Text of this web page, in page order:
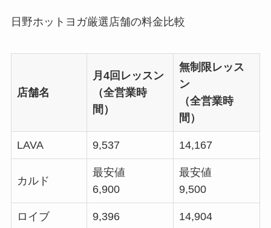
日野ホットヨガ厳選店舗の料金比較
店舗名
月4回レッスン
（全営業時
間）
無制限レッス
ン
（全営業時
間）
LAVA 9,537 14,167
カルド
最安値
6,900
最安値
9,500
ロイブ 9,396 14,904